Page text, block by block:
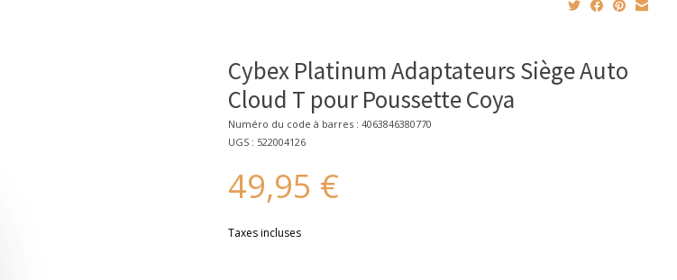
Cybex Platinum Adaptateurs Siège Auto
Cloud T pour Poussette Coya
Numéro du code à barres : 4063846380770
UGS : 522004126
49,95 €
Taxes incluses